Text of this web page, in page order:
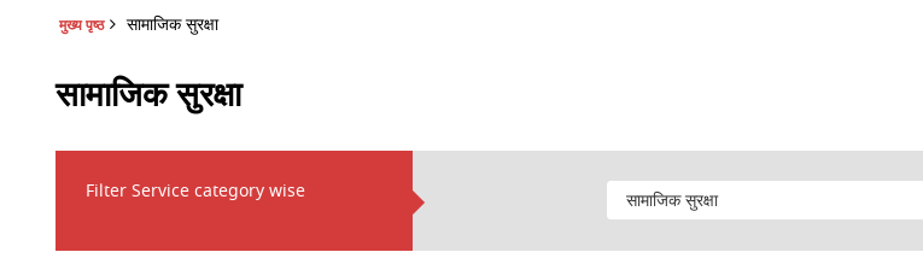
मुख्य पृष्ठ सामाजिक सुरक्षा
सामाजिक सुरक्षा
Filter Service category wise